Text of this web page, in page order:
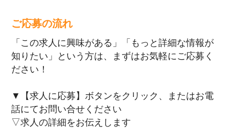
ご応募の流れ
「この求人に興味がある」「もっと詳細な情報が
知りたい」という方は、まずはお気軽にご応募く
ださい！
▼【求人に応募】ボタンをクリック、またはお電
話にてお問い合せください
▽求人の詳細をお伝えします